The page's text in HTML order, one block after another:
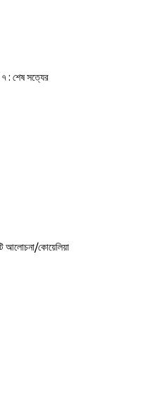
৭ : শেষ সত্যের
আলোচনা/কোয়েলিয়া